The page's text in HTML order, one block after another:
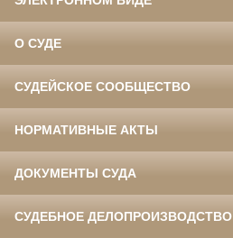
О СУДЕ
СУДЕЙСКОЕ СООБЩЕСТВО
НОРМАТИВНЫЕ АКТЫ
ДОКУМЕНТЫ СУДА
СУДЕБНОЕ ДЕЛОПРОИЗВОДСТВО